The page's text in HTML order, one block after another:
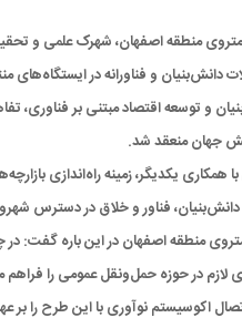
منطقه اصفهان، شهرک علمی و
دانش‌بنیان و فناورانه در
و توسعه اقتصاد مبتنی بر
جهان منعقد شد.
یکدیگر، زمینه راه‌اندازی
فناور و خلاق در دسترس
منطقه اصفهان در این باره گفت:
در حوزه حمل‌ونقل عمومی را
اکوسیستم نوآوری با این طرح را بر